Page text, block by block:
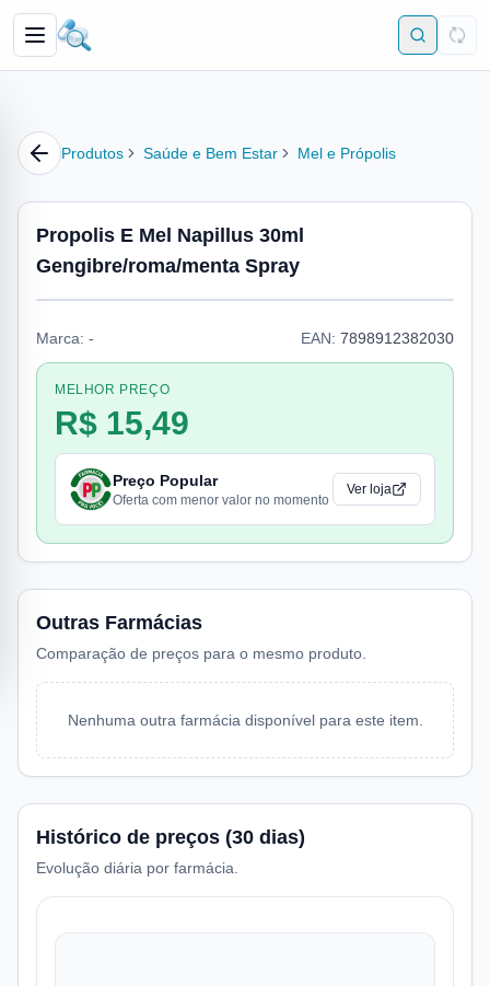
Produtos Saúde e Bem Estar Mel e Própolis
Propolis E Mel Napillus 30ml
Gengibre/roma/menta Spray
Marca: - EAN: 7898912382030
MELHOR PREÇO
R$ 15,49
Preço Popular
Oferta com menor valor no momento
Ver loja
Outras Farmácias
Comparação de preços para o mesmo produto.
Nenhuma outra farmácia disponível para este item.
Histórico de preços (30 dias)
Evolução diária por farmácia.